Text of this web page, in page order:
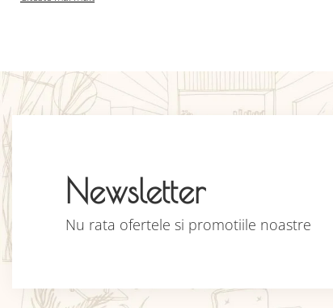
Newsletter
Nu rata ofertele si promotiile noastre